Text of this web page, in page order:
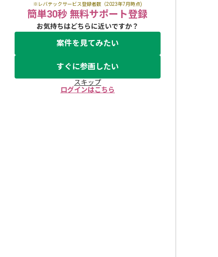
※レバテックサービス登録者数（2023年7月時点)
簡単30秒 無料サポート登録
お気持ちはどちらに近いですか？
案件を見てみたい
すぐに参画したい
スキップ
ログインはこちら